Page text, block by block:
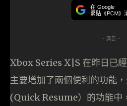
在 Google
緊貼《PCM》
- 廣告 -
Xbox Series X|S 在昨日已
主要增加了兩個便利的功能
(Quick Resume）的功能中